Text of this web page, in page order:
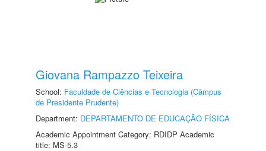
Giovana Rampazzo Teixeira
School: Faculdade de Ciências e Tecnologia (Câmpus
de Presidente Prudente)
Department: DEPARTAMENTO DE EDUCAÇÃO FÍSICA
Academic Appointment Category: RDIDP Academic
title: MS-5.3